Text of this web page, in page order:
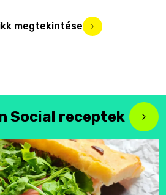
megtekintése
Social receptek